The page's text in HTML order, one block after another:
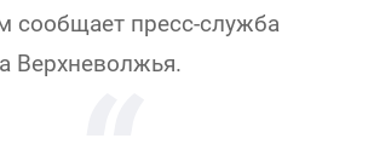
сообщает пресс-служба
Верхневолжья.